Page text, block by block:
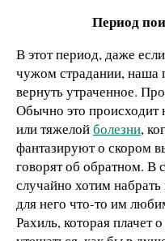
Период
В этот период, даже
чужом страдании, наша
вернуть утраченное.
Обычно это происходит
или тяжелойболезни,
фантазируют о скором
говорят об обратном. В
случайно хотим
для него что-то им
Рахиль, которая плачет